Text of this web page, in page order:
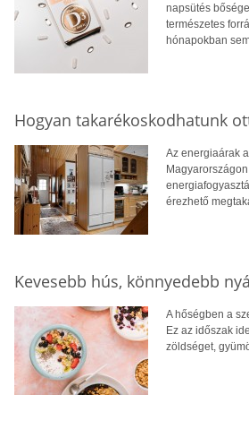
napsütés
természetes
hónapokban
Hogyan takarékoskodhatunk
Az energiaárak
érezhető
Kevesebb hús, könnyedebb
A hőségben a
Ez az időszak
zöldséget,